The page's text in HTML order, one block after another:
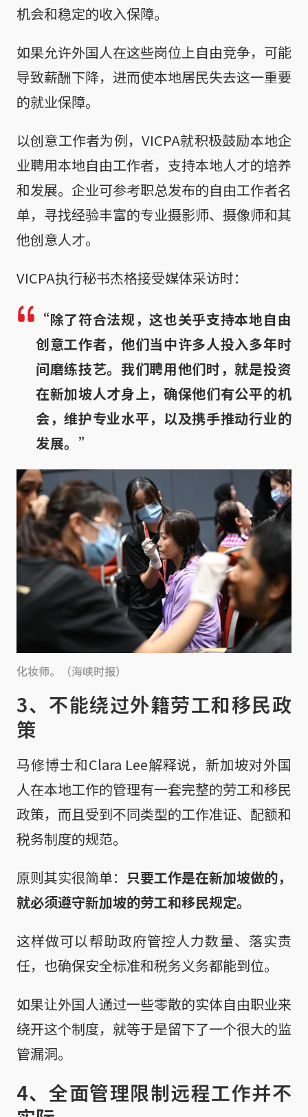
机会和稳定的收入保障。
如果允许外国人在这些岗位上自由竞争，可能
导致薪酬下降，进而使本地居民失去这一重要
的就业保障。
以创意工作者为例，VICPA就积极鼓励本地企
业聘用本地自由工作者，支持本地人才的培养
和发展。企业可参考职总发布的自由工作者名
单，寻找经验丰富的专业摄影师、摄像师和其
他创意人才。
VICPA执行秘书杰格接受媒体采访时：
“除了符合法规，这也关乎支持本地自由
创意工作者，他们当中许多人投入多年时
间磨练技艺。我们聘用他们时，就是投资
在新加坡人才身上，确保他们有公平的机
会，维护专业水平，以及携手推动行业的
发展。”
化妆师。（海峡时报）
3、不能绕过外籍劳工和移民政
策
马修博士和Clara Lee解释说，新加坡对外国
人在本地工作的管理有一套完整的劳工和移民
政策，而且受到不同类型的工作准证、配额和
税务制度的规范。
原则其实很简单： 只要工作是在新加坡做的，
就必须遵守新加坡的劳工和移民规定。
这样做可以帮助政府管控人力数量、落实责
任，也确保安全标准和税务义务都能到位。
如果让外国人通过一些零散的实体自由职业来
绕开这个制度，就等于是留下了一个很大的监
管漏洞。
4、全面管理限制远程工作并不